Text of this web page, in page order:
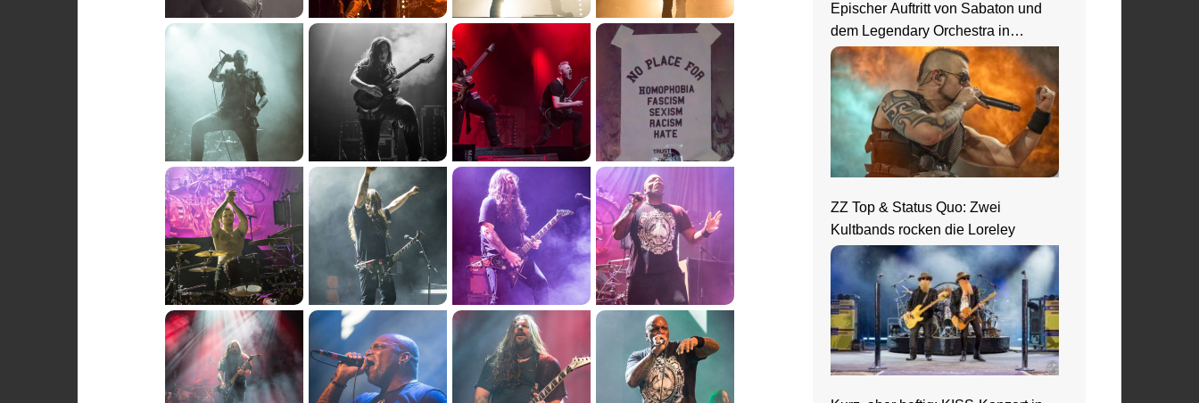
Epischer Auftritt von Sabaton und
dem Legendary Orchestra in
Frankfurt
ZZ Top & Status Quo: Zwei
Kultbands rocken die Loreley